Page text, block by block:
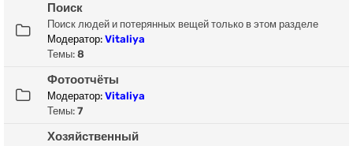
Поиск
Поиск людей и потерянных вещей только в этом разделе
Модератор: Vitaliya
Темы: 8
Фотоотчёты
Модератор: Vitaliya
Темы: 7
Хозяйственный